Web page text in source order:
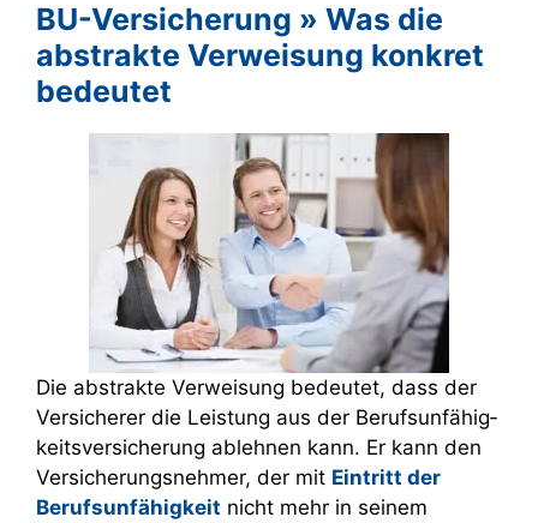
BU-Versicherung » Was die
abstrakte Verweisung konkret
bedeutet
Die abstrakte Verweisung bedeutet, dass der
Versicherer die Leistung aus der Berufs­unfähig­
keitsversicherung ablehnen kann. Er kann den
Versicherungsnehmer, der mit Eintritt der
Berufs­unfähig­keit nicht mehr in seinem